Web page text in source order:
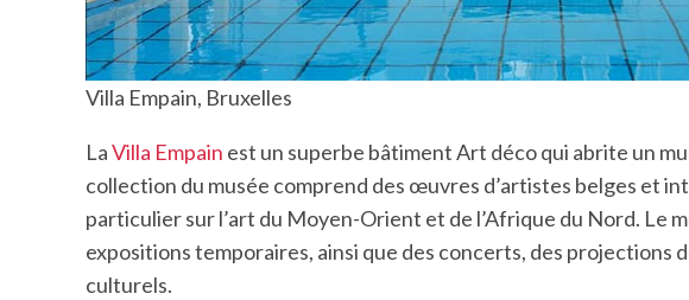
Villa Empain, Bruxelles
LaVilla Empain est un superbe bâtiment Art déco qui abrite un
collection du musée comprend des œuvres d’artistes belges et
particulier sur l’art du Moyen-Orient et de l’Afrique du Nord. Le
expositions temporaires, ainsi que des concerts, des projections
culturels.